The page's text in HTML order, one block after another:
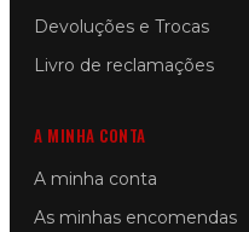
Devoluções e Trocas
Livro de reclamações
A MINHA CONTA
A minha conta
As minhas encomendas